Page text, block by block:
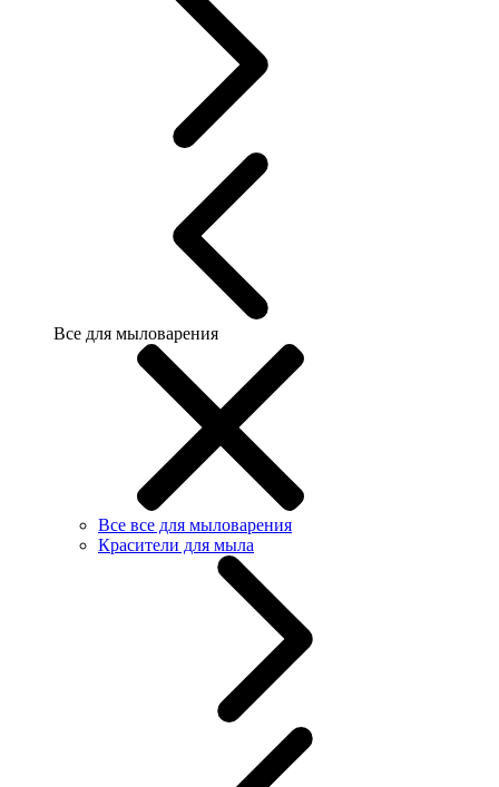
Все для мыловарения
Все все для мыловарения
Красители для мыла